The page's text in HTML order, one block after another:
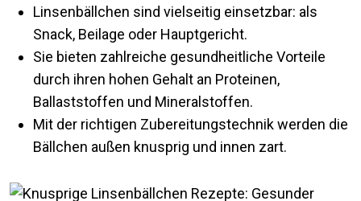
Linsenbällchen sind vielseitig einsetzbar: als
Snack, Beilage oder Hauptgericht.
Sie bieten zahlreiche gesundheitliche Vorteile
durch ihren hohen Gehalt an Proteinen,
Ballaststoffen und Mineralstoffen.
Mit der richtigen Zubereitungstechnik werden die
Bällchen außen knusprig und innen zart.